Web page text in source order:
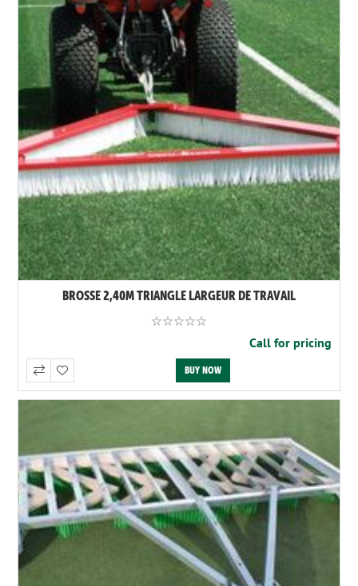
BROSSE 2,40M TRIANGLE LARGEUR DE TRAVAIL
Call for pricing